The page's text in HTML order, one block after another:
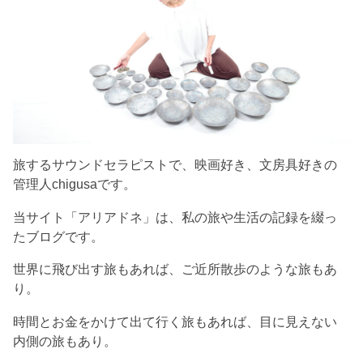
旅するサウンドセラピストで、映画好き、文房具好きの
管理人chigusaです。
当サイト「アリアドネ」は、私の旅や生活の記録を綴っ
たブログです。
世界に飛び出す旅もあれば、ご近所散歩のような旅もあ
り。
時間とお金をかけて出て行く旅もあれば、目に見えない
内側の旅もあり。